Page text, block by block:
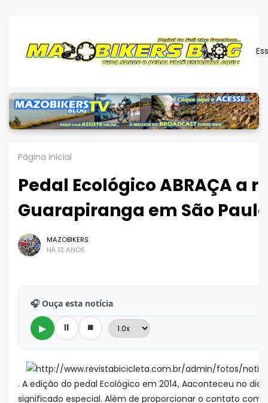
Página inicial
Pedal Ecológico ABRAÇA a
Guarapiranga em São Paulo
MAZOBIKERS
HÁ 12 ANOS
🎧 Ouça esta notícia
▶ ⏸ ⏹
. A edição do pedal Ecológico em 2014, Aaconteceu no dia
significado especial. Além de proporcionar o contato com